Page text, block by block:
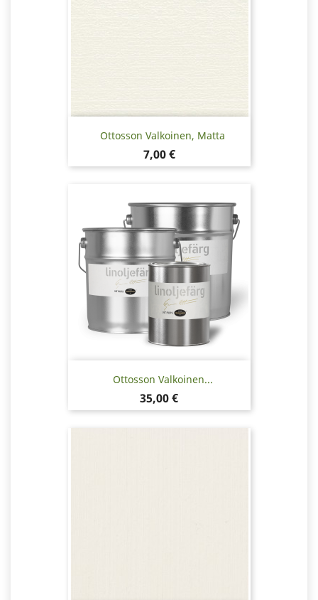
Ottosson Valkoinen, Matta
Hinta
7,00 €
Ottosson Valkoinen...
Hinta
35,00 €